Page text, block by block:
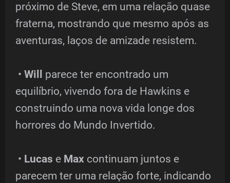
próximo de Steve, em uma relação quase
fraterna, mostrando que mesmo após as
aventuras, laços de amizade resistem.
• Will
parece ter encontrado um
equilíbrio, vivendo fora de Hawkins e
construindo uma nova vida longe dos
horrores do Mundo Invertido.
• Lucas e Max continuam juntos e
parecem ter uma relação forte, indicando